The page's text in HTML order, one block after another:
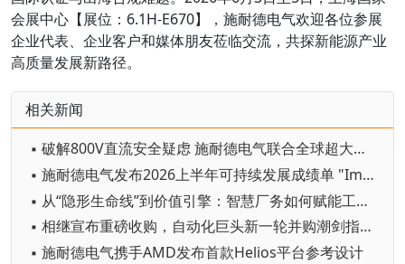
会展中心【展位：6.1H-E670】，施耐德电气欢迎各位参展
企业代表、企业客户和媒体朋友莅临交流，共探新能源产业
高质量发展新路径。
相关新闻
▪ 破解800V直流安全疑虑 施耐德电气联合全球超大规模数据中心运营商发布弧闪风险评估报告
▪ 施耐德电气发布2026上半年可持续发展成绩单 "Impact 2030"路线图开局稳健
▪ 从“隐形生命线”到价值引擎：智慧厂务如何赋能工业高质量发展
▪ 相继宣布重磅收购，自动化巨头新一轮并购潮剑指何方？
▪ 施耐德电气携手AMD发布首款Helios平台参考设计